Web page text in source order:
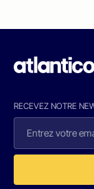
RECEVEZ NOTRE